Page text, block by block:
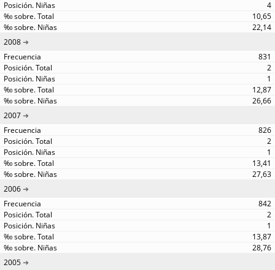
4
10,65
22,14
2008
831
2
1
12,87
26,66
2007
826
2
1
13,41
27,63
2006
842
2
1
13,87
28,76
2005